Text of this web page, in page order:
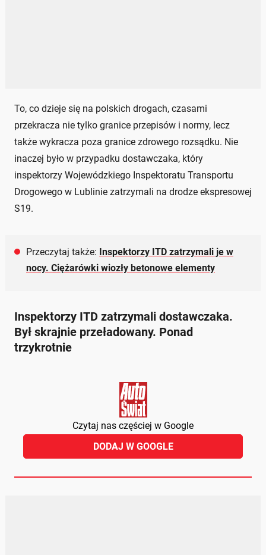
To, co dzieje się na polskich drogach, czasami
przekracza nie tylko granice przepisów i normy, lecz
także wykracza poza granice zdrowego rozsądku. Nie
inaczej było w przypadku dostawczaka, który
inspektorzy Wojewódzkiego Inspektoratu Transportu
Drogowego w Lublinie zatrzymali na drodze ekspresowej
S19.
Przeczytaj także: Inspektorzy ITD zatrzymali je w
nocy. Ciężarówki wiozły betonowe elementy
Inspektorzy ITD zatrzymali dostawczaka.
Był skrajnie przeładowany. Ponad
trzykrotnie
Czytaj nas częściej w Google
DODAJ W GOOGLE